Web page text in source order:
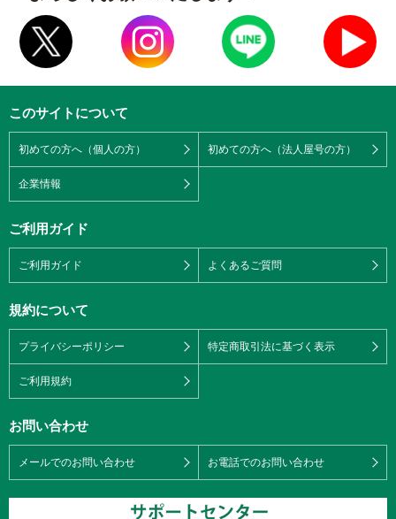
このサイトについて
初めての方へ（個人の方） 初めての方へ（法人屋号の方）
企業情報
ご利用ガイド
ご利用ガイド よくあるご質問
規約について
プライバシーポリシー 特定商取引法に基づく表示
ご利用規約
お問い合わせ
メールでのお問い合わせ お電話でのお問い合わせ